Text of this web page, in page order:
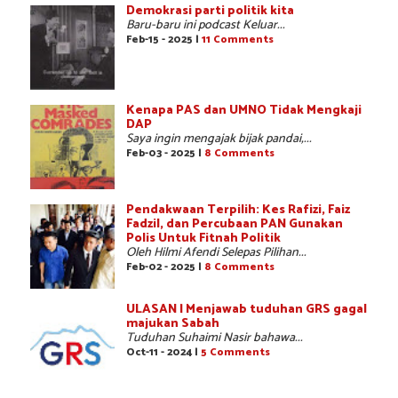
Demokrasi parti politik kita
Baru-baru ini podcast Keluar...
Feb-15 - 2025 | 11 Comments
Kenapa PAS dan UMNO Tidak Mengkaji
DAP
Saya ingin mengajak bijak pandai,...
Feb-03 - 2025 | 8 Comments
Pendakwaan Terpilih: Kes Rafizi, Faiz
Fadzil, dan Percubaan PAN Gunakan
Polis Untuk Fitnah Politik
Oleh Hilmi Afendi Selepas Pilihan...
Feb-02 - 2025 | 8 Comments
ULASAN | Menjawab tuduhan GRS gagal
majukan Sabah
Tuduhan Suhaimi Nasir bahawa...
Oct-11 - 2024 | 5 Comments